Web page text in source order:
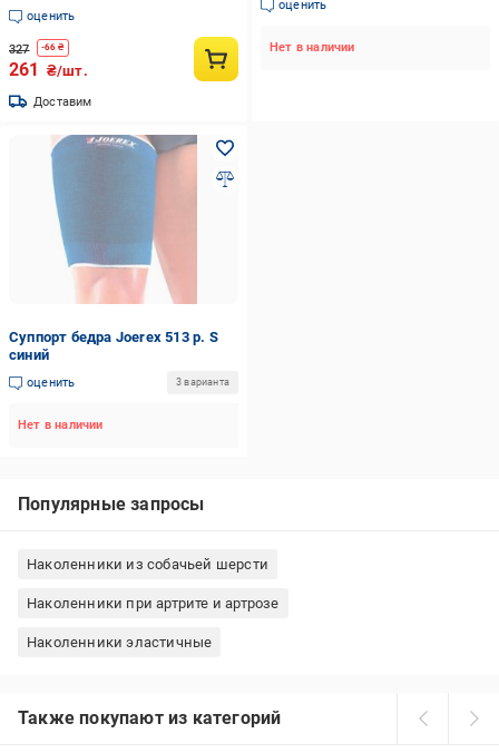
оценить
327 -66 ₴
261 ₴/шт.
Доставим
оценить
Нет в наличии
Суппорт бедра Joerex 513 р. S
синий
оценить 3 варианта
Нет в наличии
Популярные запросы
Наколенники из собачьей шерсти
Наколенники при артрите и артрозе
Наколенники эластичные
Также покупают из категорий